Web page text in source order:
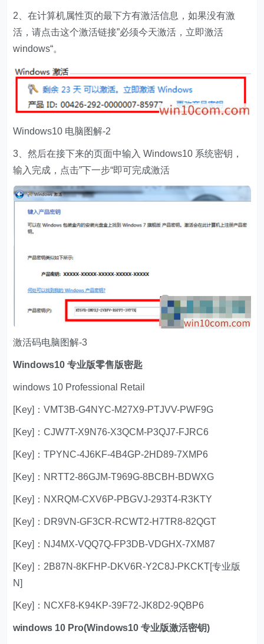
2、在计算机属性页的最下方有激活信息，如果没有激
活，请点击这个激活链接”必须今天激活，立即激活
windows“。
Windows10 电脑图解-2
3、然后在接下来的页面中输入 Windows10 系统密钥，
输入完成，点击”下一步“即可完成激活
激活码电脑图解-3
Windows10 专业版零售版密匙
windows 10 Professional Retail
[Key]：VMT3B-G4NYC-M27X9-PTJVV-PWF9G
[Key]：CJW7T-X9N76-X3QCM-P3QJ7-FJRC6
[Key]：TPYNC-4J6KF-4B4GP-2HD89-7XMP6
[Key]：NRTT2-86GJM-T969G-8BCBH-BDWXG
[Key]：NXRQM-CXV6P-PBGVJ-293T4-R3KTY
[Key]：DR9VN-GF3CR-RCWT2-H7TR8-82QGT
[Key]：NJ4MX-VQQ7Q-FP3DB-VDGHX-7XM87
[Key]：2B87N-8KFHP-DKV6R-Y2C8J-PKCKT[专业版
N]
[Key]：NCXF8-K94KP-39F72-JK8D2-9QBP6
windows 10 Pro(Windows10 专业版激活密钥)